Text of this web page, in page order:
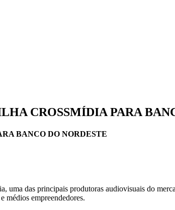
CROSSMÍDIA PARA
BANCO DO NORDESTE
das principais produtoras audiovisuais do
médios empreendedores.